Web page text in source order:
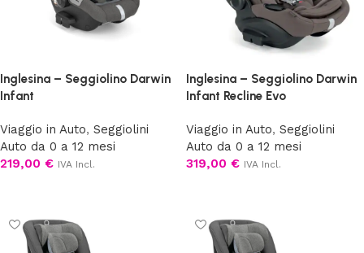
Inglesina – Seggiolino Darwin
Infant
Viaggio in Auto, Seggiolini
Auto da 0 a 12 mesi
219,00 € IVA Incl.
Inglesina – Seggiolino Darwin
Infant Recline Evo
Viaggio in Auto, Seggiolini
Auto da 0 a 12 mesi
319,00 € IVA Incl.